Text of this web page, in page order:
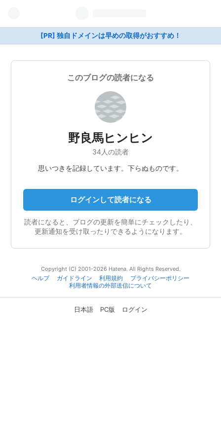
[PR] 独自ドメインは早めの取得がおすすめ！
このブログの読者になる
野良馬ヒンヒン
34人の読者
思いつきを記録しています。下らぬものです。
ログインして読者になる
読者になると、ブログの更新を簡単にチェックしたり、
更新通知を受け取ったりできるようになります。
Copyright (C) 2001-2026 Hatena. All Rights Reserved.
ヘルプ
ガイドライン 利用規約
プライバシーポリシー
利用者情報の外部送信について
日本語 PC版 ログイン